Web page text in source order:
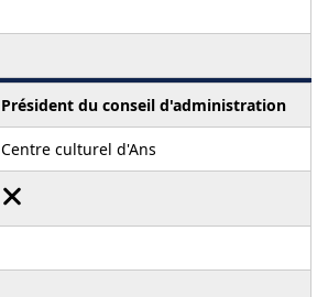
Président du conseil d'administration
Centre culturel d'Ans